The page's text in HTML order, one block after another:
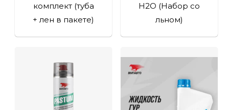
комплект (туба
+ лен в пакете)
H2O (Набор со
льном)